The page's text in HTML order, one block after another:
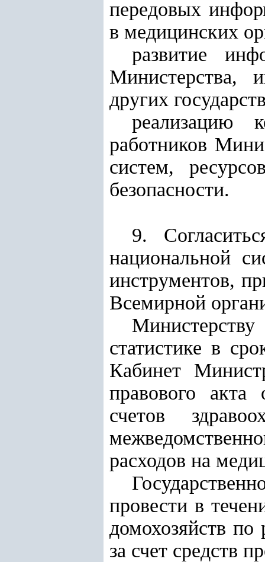
передовых
в медицинских
развитие
Министерства,
других
реализацию
работников
систем,
безопасности.
9.
национальной
инструментов,
Всемирной
статистике в
Кабинет
правового акта
счетов
расходов на
провести в
домохозяйств по
за счет средств